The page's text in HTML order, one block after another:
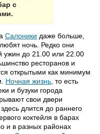
с
Салоники даже больше,
ночь. Редко они
ужин до 21.00 или 22.00
ресторанов и
открытыми как минимум
Ночная жизнь , то есть
и бузуки города
свои двери
длится до раннего
коктейля в барах
и в разных районах